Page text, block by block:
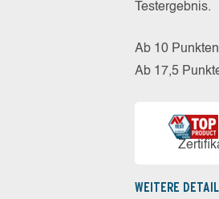
Testergebnis.
Ab 10
Ab 17,5
WEITERE